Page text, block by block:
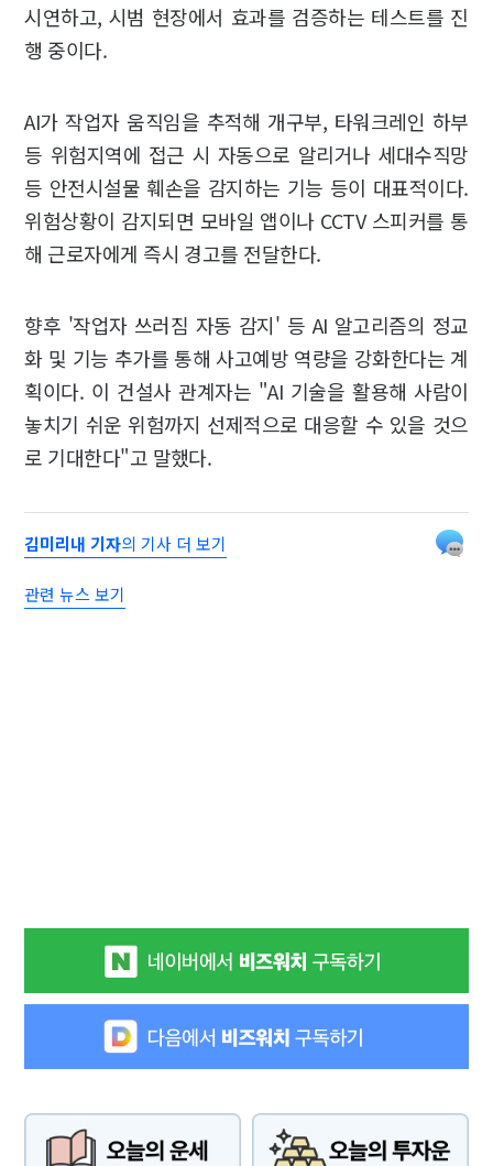
시연하고, 시범 현장에서 효과를 검증하는 테스트를 진
행 중이다.
AI가 작업자 움직임을 추적해 개구부, 타워크레인 하부
등 위험지역에 접근 시 자동으로 알리거나 세대수직망
등 안전시설물 훼손을 감지하는 기능 등이 대표적이다.
위험상황이 감지되면 모바일 앱이나 CCTV 스피커를 통
해 근로자에게 즉시 경고를 전달한다.
향후 '작업자 쓰러짐 자동 감지' 등 AI 알고리즘의 정교
화 및 기능 추가를 통해 사고예방 역량을 강화한다는 계
획이다. 이 건설사 관계자는 "AI 기술을 활용해 사람이
놓치기 쉬운 위험까지 선제적으로 대응할 수 있을 것으
로 기대한다"고 말했다.
김미리내 기자의 기사 더 보기
관련 뉴스 보기